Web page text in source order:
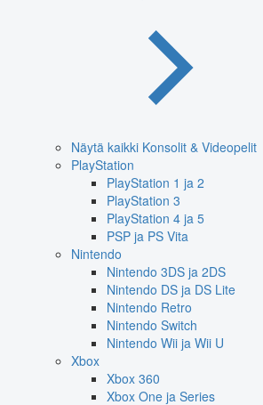
Näytä kaikki Konsolit & Videopelit
PlayStation
PlayStation 1 ja 2
PlayStation 3
PlayStation 4 ja 5
PSP ja PS Vita
Nintendo
Nintendo 3DS ja 2DS
Nintendo DS ja DS Lite
Nintendo Retro
Nintendo Switch
Nintendo Wii ja Wii U
Xbox
Xbox 360
Xbox One ja Series